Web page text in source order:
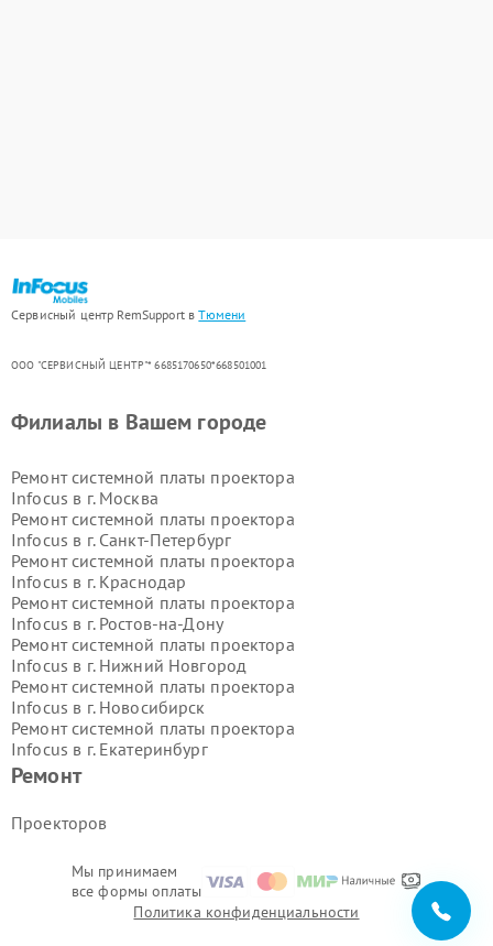
Сервисный центр RemSupport вТюмени
ООО "СЕРВИСНЫЙ ЦЕНТР"* 6685170650*668501001
Мы принимаем
все формы оплаты
Ремонт
Проекторов
Филиалы в Вашем городе
Ремонт системной платы проектора
Infocus в г. Москва
Ремонт системной платы проектора
Infocus в г. Санкт-Петербург
Ремонт системной платы проектора
Infocus в г. Краснодар
Ремонт системной платы проектора
Infocus в г. Ростов-на-Дону
Ремонт системной платы проектора
Infocus в г. Нижний Новгород
Ремонт системной платы проектора
Infocus в г. Новосибирск
Ремонт системной платы проектора
Infocus в г. Екатеринбург
Ремонт системной платы проектора
Infocus в г.
Infocus в г.Воронеж
Infocus в г. Волгоград
Ремонт системной платы проектора
СамараПолитика конфиденциальности